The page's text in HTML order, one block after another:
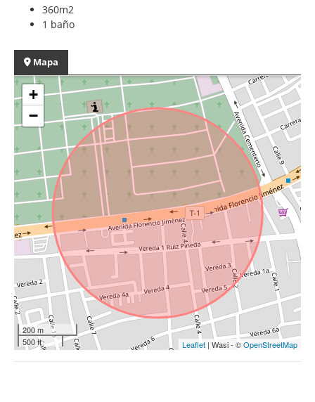
360m2
1 baño
Mapa
+
−
200 m
500 ft
Leaflet | Wasi - ©OpenStreetMap